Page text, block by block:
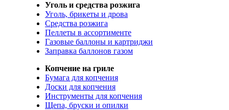
Уголь и средства розжига
Уголь, брикеты и дрова
Средства розжига
Пеллеты в ассортименте
Газовые баллоны и картриджи
Заправка баллонов газом
Копчение на гриле
Бумага для копчения
Доски для копчения
Инструменты для копчения
Щепа, бруски и опилки